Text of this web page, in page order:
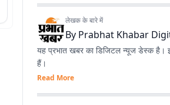
लेखक के बारे में
By Prabhat Khabar
यह प्रभात खबर का डिजिटल न्यूज डेस्क है।
हैं।
Read More